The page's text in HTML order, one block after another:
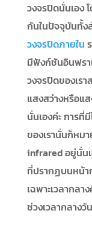
วงจรปิดนั่นเอง
กันในปัจจุบันทั้ง
วงจรปิดภายใน
มีฟังก์ชันอินฟรา
วงจรปิดของเร
แสงสว่างหรือแ
นั่นเองค่ะ การ
ของเรานั่นก็หม
infrared อยู่นั่นเ
ที่ปรากฏบนหน้า
เฉพาะเวลากล
ช่วงเวลากลางวั